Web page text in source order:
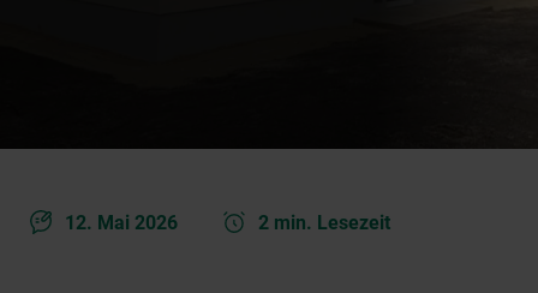
12. Mai 2026 2 min. Lesezeit